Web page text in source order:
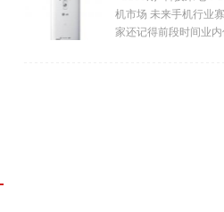
机市场 未来手机行业
家还记得前段时间业内